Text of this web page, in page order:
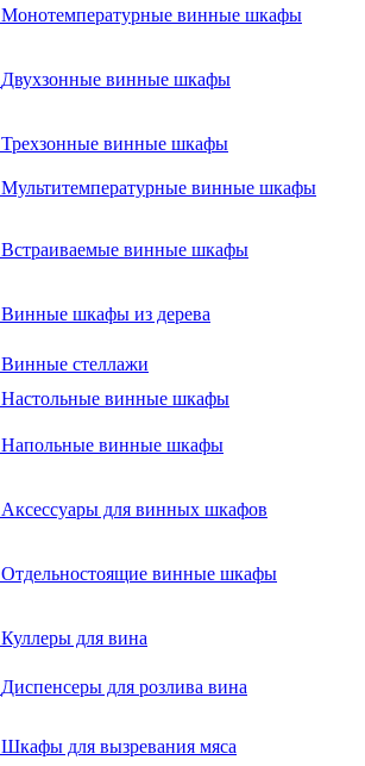
Монотемпературные винные шкафы
Двухзонные винные шкафы
Трехзонные винные шкафы
Мультитемпературные винные шкафы
Встраиваемые винные шкафы
Винные шкафы из дерева
Винные стеллажи
Настольные винные шкафы
Напольные винные шкафы
Аксессуары для винных шкафов
Отдельностоящие винные шкафы
Куллеры для вина
Диспенсеры для розлива вина
Шкафы для вызревания мяса